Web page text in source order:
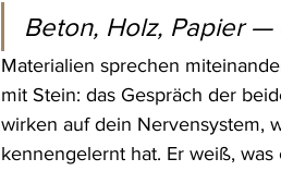
Beton, Holz, Papier —
Materialien sprechen
mit Stein: das Gespräch der
wirken auf dein Nervensystem,
kennengelernt hat. Er weiß,